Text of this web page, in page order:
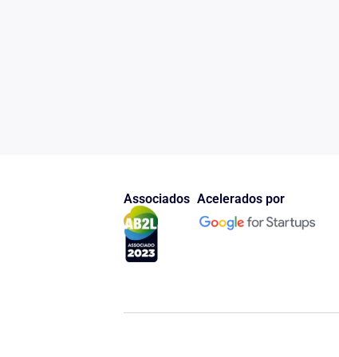
Associados Acelerados por